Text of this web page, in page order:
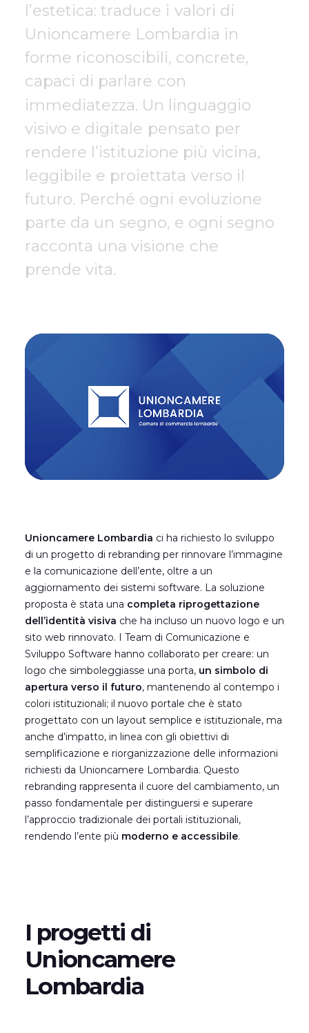
l’estetica: traduce i valori di
Unioncamere Lombardia in
forme riconoscibili, concrete,
capaci di parlare con
immediatezza. Un linguaggio
visivo e digitale pensato per
rendere l’istituzione più vicina,
leggibile e proiettata verso il
futuro. Perché ogni evoluzione
parte da un segno, e ogni segno
racconta una visione che
prende vita.
Unioncamere Lombardia ci ha richiesto lo sviluppo
di un progetto di rebranding per rinnovare l’immagine
e la comunicazione dell’ente, oltre a un
aggiornamento dei sistemi software. La soluzione
proposta è stata una completa riprogettazione
dell’identità visiva che ha incluso un nuovo logo e un
sito web rinnovato. I Team di Comunicazione e
Sviluppo Software hanno collaborato per creare: un
logo che simboleggiasse una porta, un simbolo di
apertura verso il futuro, mantenendo al contempo i
colori istituzionali; il nuovo portale che è stato
progettato con un layout semplice e istituzionale, ma
anche d’impatto, in linea con gli obiettivi di
semplificazione e riorganizzazione delle informazioni
richiesti da Unioncamere Lombardia. Questo
rebranding rappresenta il cuore del cambiamento, un
passo fondamentale per distinguersi e superare
l’approccio tradizionale dei portali istituzionali,
rendendo l’ente più moderno e accessibile.
I progetti di
Unioncamere
Lombardia